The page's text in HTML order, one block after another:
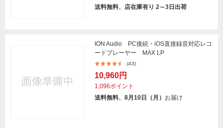
送料無料、店在庫有り 2～3日出荷
ION Audio PC接続・iOS直接録音対応レコ
ードプレーヤー MAX LP
(43)
10,960円
1,096ポイント
送料無料、8月10日（月） お届け